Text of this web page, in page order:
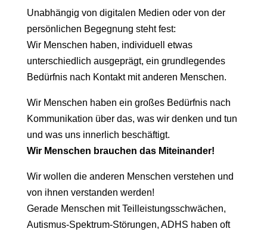
Unabhängig von digitalen Medien oder von der
persönlichen Begegnung steht fest:
Wir Menschen haben, individuell etwas
unterschiedlich ausgeprägt, ein grundlegendes
Bedürfnis nach Kontakt mit anderen Menschen.
Wir Menschen haben ein großes Bedürfnis nach
Kommunikation über das, was wir denken und tun
und was uns innerlich beschäftigt.
Wir Menschen brauchen das Miteinander!
Wir wollen die anderen Menschen verstehen und
von ihnen verstanden werden!
Gerade Menschen mit Teilleistungsschwächen,
Autismus-Spektrum-Störungen, ADHS haben oft